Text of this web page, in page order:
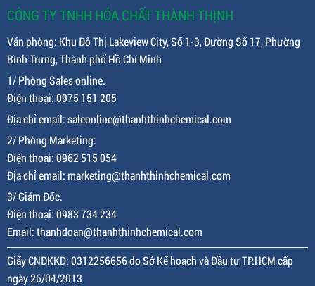
CÔNG TY TNHH HÓA CHẤT THÀNH THỊNH
Văn phòng: Khu Đô Thị Lakeview City, Số 1-3, Đường Số 17, Phường
Bình Trưng, Thành phố Hồ Chí Minh
1/ Phòng Sales online.
Điện thoại: 0975 151 205
Địa chỉ email: saleonline@thanhthinhchemical.com
2/ Phòng Marketing:
Điện thoại: 0962 515 054
Địa chỉ email: marketing@thanhthinhchemical.com
3/ Giám Đốc.
Điện thoại: 0983 734 234
Email: thanhdoan@thanhthinhchemical.com
Giấy CNĐKKD: 0312256656 do Sở Kế hoạch và Đầu tư TP.HCM cấp
ngày 26/04/2013